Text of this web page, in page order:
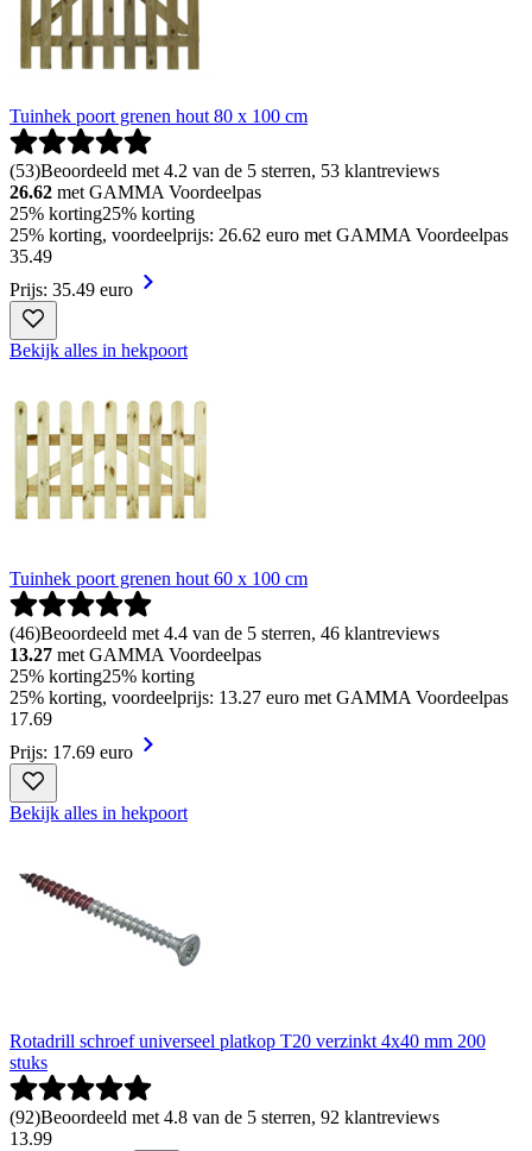
Tuinhek poort grenen hout 80 x 100 cm
(53)Beoordeeld met 4.2 van de 5 sterren, 53 klantreviews
26.62 met GAMMA Voordeelpas
25% korting25% korting
25% korting, voordeelprijs: 26.62 euro met GAMMA Voordeelpas
35.49
Prijs: 35.49 euro
Bekijk alles in hekpoort
Tuinhek poort grenen hout 60 x 100 cm
(46)Beoordeeld met 4.4 van de 5 sterren, 46 klantreviews
13.27 met GAMMA Voordeelpas
25% korting25% korting
25% korting, voordeelprijs: 13.27 euro met GAMMA Voordeelpas
17.69
Prijs: 17.69 euro
Bekijk alles in hekpoort
Rotadrill schroef universeel platkop T20 verzinkt 4x40 mm 200
stuks
(92)Beoordeeld met 4.8 van de 5 sterren, 92 klantreviews
13.99